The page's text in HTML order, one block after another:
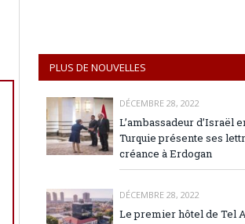
PLUS DE NOUVELLES
DÉCEMBRE 28, 2022
L’ambassadeur d’Israël
Turquie présente ses
créance à Erdogan
DÉCEMBRE 28, 2022
Le premier hôtel de Tel